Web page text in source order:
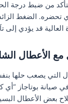
تتأكد من ضبط درجة
تحضره. الضغط
قد يؤدي إلى
التي يصعب حلها
صيانة بوتاجاز “أي
بعض الأعطال